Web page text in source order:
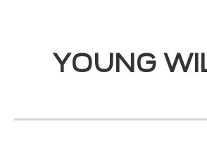
YOUNG